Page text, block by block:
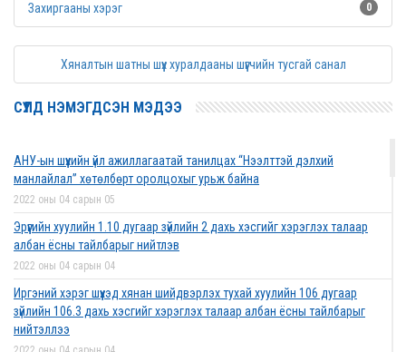
Захиргааны хэрэг 0
Хяналтын шатны шүүх хуралдааны шүүгчийн тусгай санал
СҮҮЛД НЭМЭГДСЭН МЭДЭЭ
АНУ-ын шүүхийн үйл ажиллагаатай танилцах “Нээлттэй дэлхий
манлайлал” хөтөлбөрт оролцохыг урьж байна
2022 оны 04 сарын 05
Эрүүгийн хуулийн 1.10 дугаар зүйлийн 2 дахь хэсгийг хэрэглэх талаар
албан ёсны тайлбарыг нийтлэв
2022 оны 04 сарын 04
Иргэний хэрэг шүүхэд хянан шийдвэрлэх тухай хуулийн 106 дугаар
зүйлийн 106.3 дахь хэсгийг хэрэглэх талаар албан ёсны тайлбарыг
нийтэллээ